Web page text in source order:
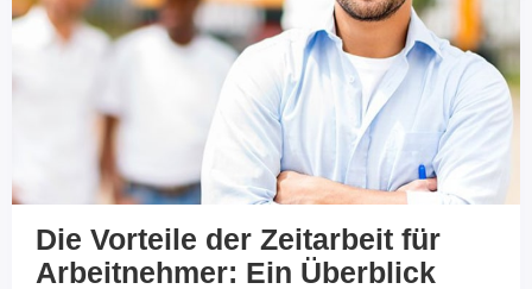
Talentmanagement bezeichnet den strategischen
[…]
Die Vorteile der Zeitarbeit für
Arbeitnehmer: Ein Überblick